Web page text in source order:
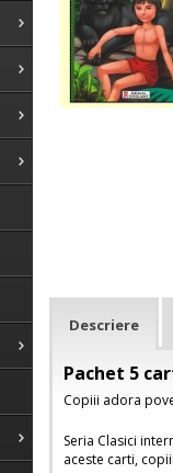
Descriere
Pachet 5
Copiii adora
Seria Clasici
aceste carti,